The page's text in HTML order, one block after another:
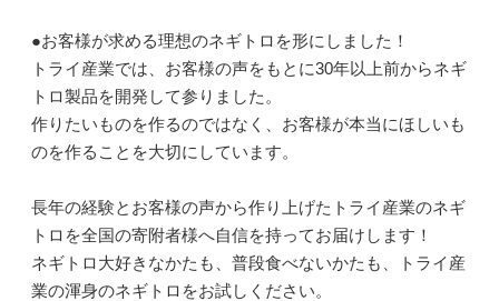
●お客様が求める理想のネギトロを形にしました！
トライ産業では、お客様の声をもとに30年以上前からネギ
トロ製品を開発して参りました。
作りたいものを作るのではなく、お客様が本当にほしいも
のを作ることを大切にしています。
長年の経験とお客様の声から作り上げたトライ産業のネギ
トロを全国の寄附者様へ自信を持ってお届けします！
ネギトロ大好きなかたも、普段食べないかたも、トライ産
業の渾身のネギトロをお試しください。